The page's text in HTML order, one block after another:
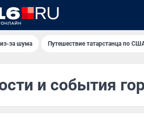
за шума Путешествие татарстанца по
и события